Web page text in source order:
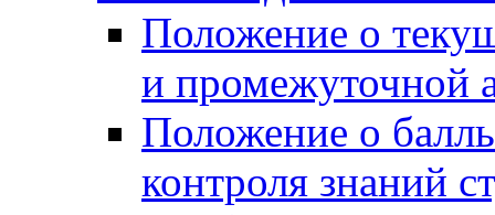
Положение о
и промежуточной
Положение о
контроля знаний